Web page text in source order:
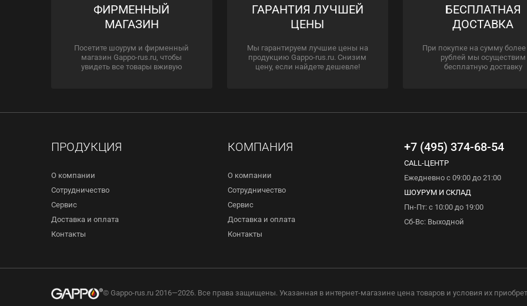
ФИРМЕННЫЙ
МАГАЗИН
Посетите шоурум и фирменный
магазин Gappo-rus.ru, чтобы
увидеть все товары вживую
ГАРАНТИЯ ЛУЧШЕЙ
ЦЕНЫ
Мы гарантируем лучшие цены на
продукцию Gappo-rus.ru. Снизим
цену, если найдете дешевле!
БЕСПЛАТНАЯ
ДОСТАВКА
При покупке на сумму более
рублей мы осуществим
бесплатную доставку
ПРОДУКЦИЯ
О компании
Сотрудничество
Сервис
Доставка и оплата
Контакты
КОМПАНИЯ
О компании
Сотрудничество
Сервис
Доставка и оплата
Контакты
+7 (495) 374-68-54
CALL-ЦЕНТР
Ежедневно с 09:00 до 21:00
ШОУРУМ И СКЛАД
Пн-Пт: с 10:00 до 19:00
Сб-Вс: Выходной
© Gappo-rus.ru 2016—2026. Все права защищены. Указанная в интернет-магазине цена товаров и условия их